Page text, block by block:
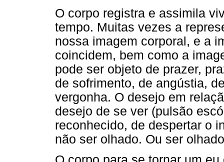
O corpo registra e assimila
tempo. Muitas vezes a
nossa imagem corporal, e a
coincidem, bem como a
pode ser objeto de prazer,
de sofrimento, de angústia,
vergonha. O desejo em
desejo de se ver (pulsão
reconhecido, de despertar o
não ser olhado. Ou ser